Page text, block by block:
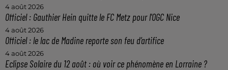
4 août 2026
Officiel : Gauthier Hein quitte le FC Metz pour l'OGC Nice
4 août 2026
Officiel : le lac de Madine reporte son feu d’artifice
4 août 2026
Eclipse Solaire du 12 août : où voir ce phénomène en Lorraine ?